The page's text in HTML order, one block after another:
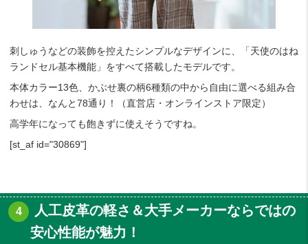
刺しゅうなどの装飾を控えたシンプルなデザインに、「天使のはね
ランドセル基本機能」をすべて搭載したモデルです。
本体カラー13色、かぶせ裏の柄6種類の中から自由に選べる組み合
わせは、なんと78通り！（直営店・オンラインストア限定）
高学年になっても飽きずに使えそうですね。
[st_af id="30869"]
人工皮革の軽さ＆大手メーカーならではの
安心性能が魅力！